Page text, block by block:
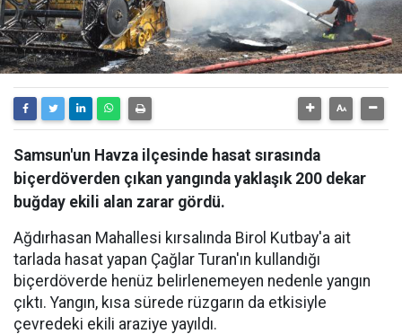
Samsun'un Havza ilçesinde hasat sırasında
biçerdöverden çıkan yangında yaklaşık 200 dekar
buğday ekili alan zarar gördü.
Ağdırhasan Mahallesi kırsalında Birol Kutbay'a ait
tarlada hasat yapan Çağlar Turan'ın kullandığı
biçerdöverde henüz belirlenemeyen nedenle yangın
çıktı. Yangın, kısa sürede rüzgarın da etkisiyle
çevredeki ekili araziye yayıldı.